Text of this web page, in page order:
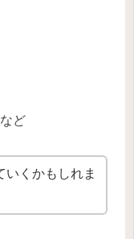
ど
いくかもしれま